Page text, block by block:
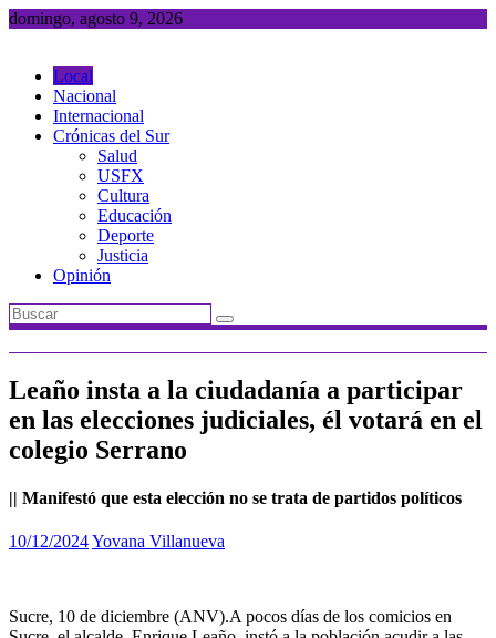
Saltar
domingo, agosto 9, 2026
Local
Nacional
Internacional
Crónicas del Sur
Salud
USFX
Cultura
Educación
Deporte
Justicia
Opinión
Leaño insta a la ciudadanía a participar
en las elecciones judiciales, él votará en el
colegio Serrano
|| Manifestó que esta elección no se trata de partidos políticos
10/12/2024Yovana Villanueva
Sucre, 10 de diciembre (ANV).A pocos días de los comicios en